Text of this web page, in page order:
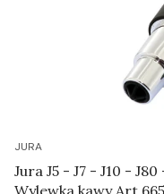
JURA
Jura J5 - J7 - J10 -
Wylewka kawy